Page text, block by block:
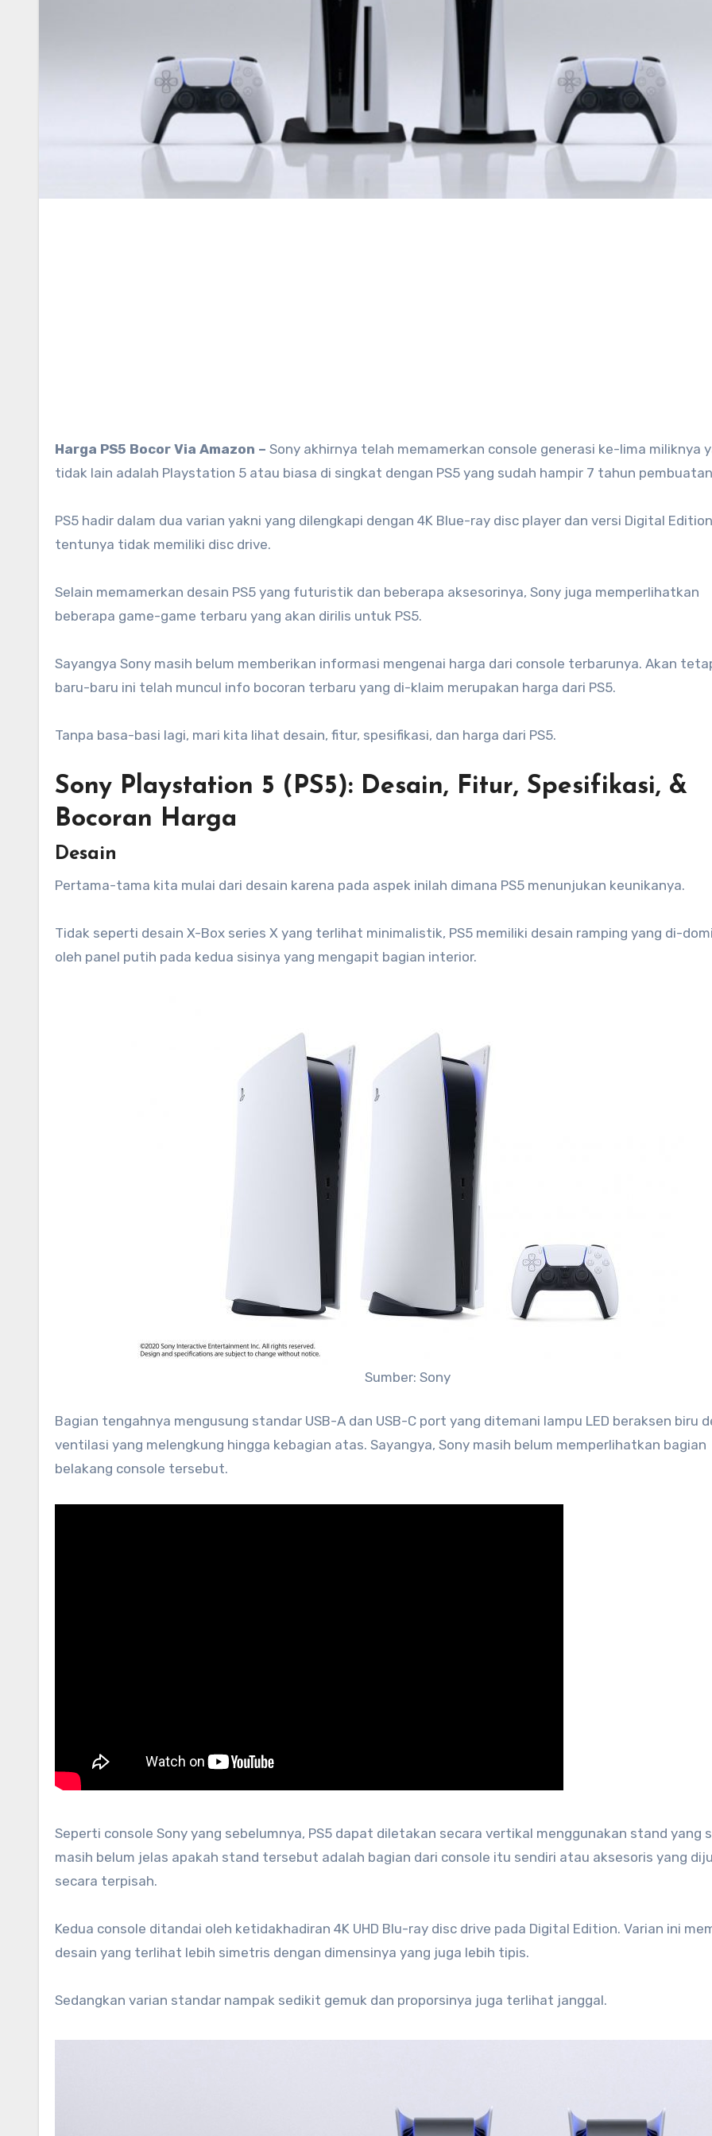
Harga PS5 Bocor Via Amazon – Sony akhirnya telah memamerkan console generasi ke-lima miliknya
tidak lain adalah Playstation 5 atau biasa di singkat dengan PS5 yang sudah hampir 7 tahun
PS5 hadir dalam dua varian yakni yang dilengkapi dengan 4K Blue-ray disc player dan versi Digital
tentunya tidak memiliki disc drive.
Selain memamerkan desain PS5 yang futuristik dan beberapa aksesorinya, Sony juga memperlihatkan
beberapa game-game terbaru yang akan dirilis untuk PS5.
Sayangya Sony masih belum memberikan informasi mengenai harga dari console terbarunya. Akan
baru-baru ini telah muncul info bocoran terbaru yang di-klaim merupakan harga dari PS5.
Tanpa basa-basi lagi, mari kita lihat desain, fitur, spesifikasi, dan harga dari PS5.
Sony Playstation 5 (PS5): Desain, Fitur, Spesifikasi, &
Bocoran Harga
Desain
Pertama-tama kita mulai dari desain karena pada aspek inilah dimana PS5 menunjukan keunikanya.
Tidak seperti desain X-Box series X yang terlihat minimalistik, PS5 memiliki desain ramping yang di-
oleh panel putih pada kedua sisinya yang mengapit bagian interior.
Sumber: Sony
Bagian tengahnya mengusung standar USB-A dan USB-C port yang ditemani lampu LED beraksen biru
ventilasi yang melengkung hingga kebagian atas. Sayangya, Sony masih belum memperlihatkan bagian
belakang console tersebut.
Seperti console Sony yang sebelumnya, PS5 dapat diletakan secara vertikal menggunakan stand yang
masih belum jelas apakah stand tersebut adalah bagian dari console itu sendiri atau aksesoris yang
secara terpisah.
Kedua console ditandai oleh ketidakhadiran 4K UHD Blu-ray disc drive pada Digital Edition. Varian ini
desain yang terlihat lebih simetris dengan dimensinya yang juga lebih tipis.
Sedangkan varian standar nampak sedikit gemuk dan proporsinya juga terlihat janggal.